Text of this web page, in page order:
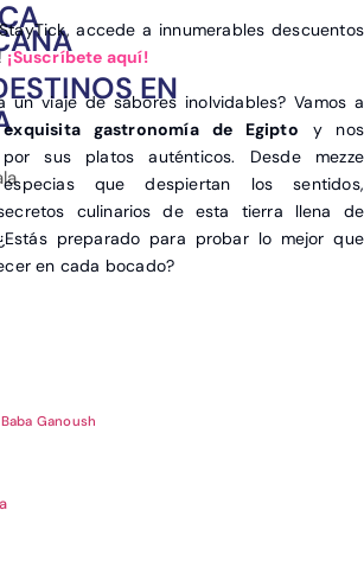
EN
accede a innumerables descuentos
¡Suscríbete aquí!
un viaje de sabores inolvidables? Vamos a
exquisita gastronomía de Egipto y nos
sus platos auténticos. Desde mezze
que despiertan los sentidos,
culinarios de esta tierra llena de
preparado para probar lo mejor que
en cada bocado?
Ganoush